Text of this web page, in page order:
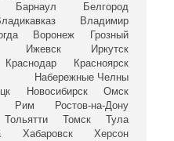
Барнаул
Белгород
Владимир
Воронеж
Грозный
Ижевск
Иркутск
Краснодар
Красноярск
Набережные Челны
Новосибирск
Омск
Рим
Ростов-на-Дону
Тольятти Томск
Тула
Хабаровск
Херсон